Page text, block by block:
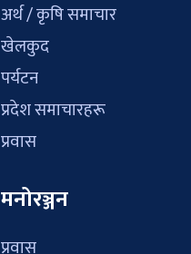
अर्थ / कृषि समाचार
खेलकुद
पर्यटन
प्रदेश समाचारहरू
प्रवास
मनोरञ्जन
प्रवास